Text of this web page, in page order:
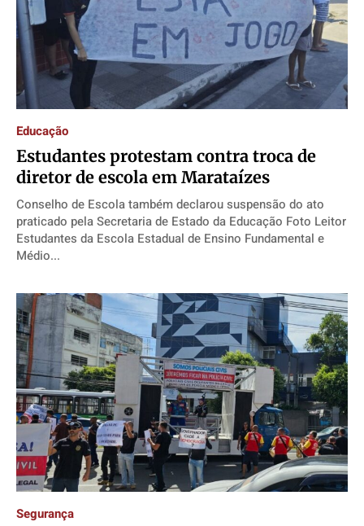
Educação
Estudantes protestam contra troca de
diretor de escola em Marataízes
Conselho de Escola também declarou suspensão do ato
praticado pela Secretaria de Estado da Educação Foto Leitor
Estudantes da Escola Estadual de Ensino Fundamental e
Médio...
Segurança